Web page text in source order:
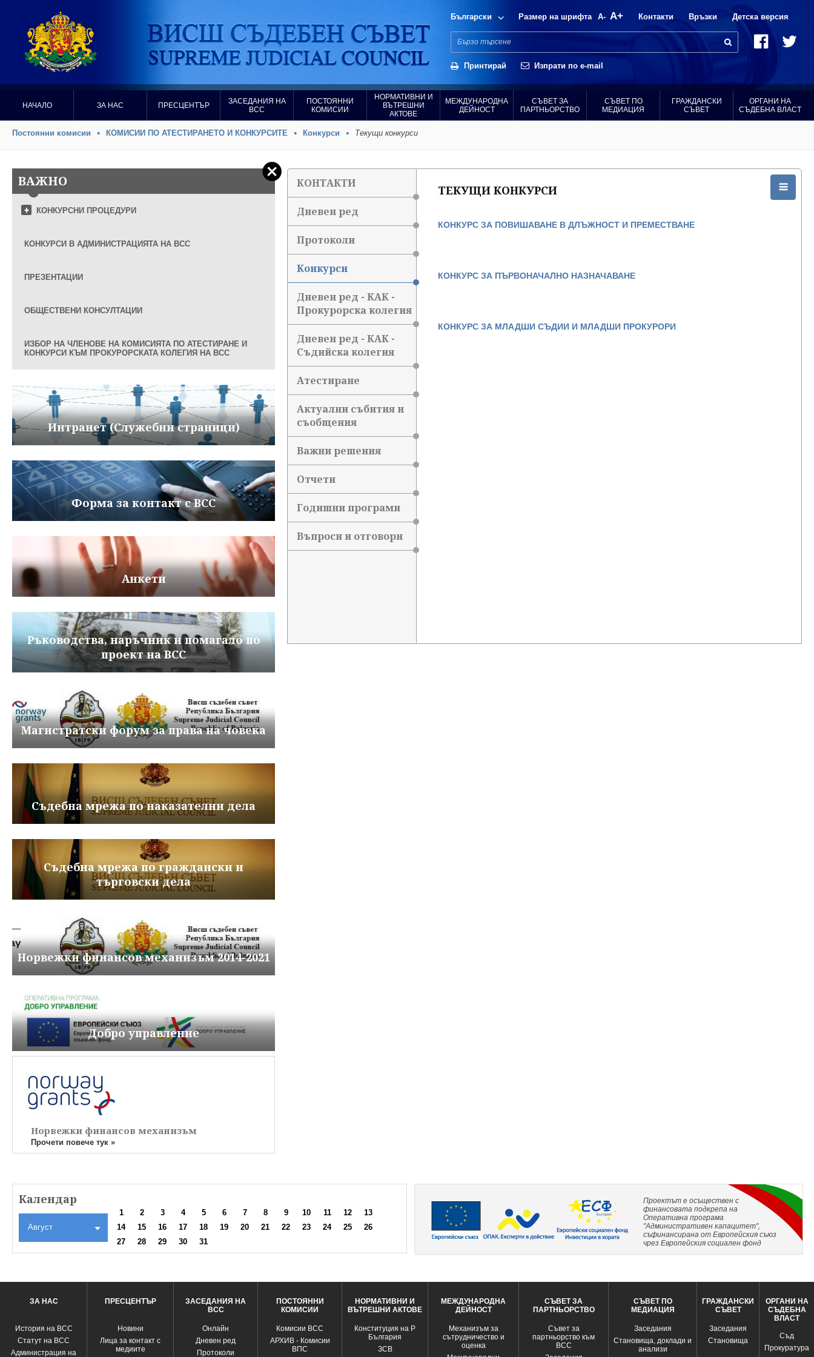
Български Размер на шрифта A- A+ Контакти Връзки Детска версия
Принтирай Изпрати по e-mail
НАЧАЛО ЗА НАС ПРЕСЦЕНТЪР
ЗАСЕДАНИЯ НА
ВСС
ПОСТОЯННИ
КОМИСИИ
НОРМАТИВНИ И
ВЪТРЕШНИ
АКТОВЕ
МЕЖДУНАРОДНА
ДЕЙНОСТ
СЪВЕТ ЗА
ПАРТНЬОРСТВО
СЪВЕТ ПО
МЕДИАЦИЯ
ГРАЖДАНСКИ
СЪВЕТ
ОРГАНИ НА
СЪДЕБНА ВЛАСТ
Постоянни комисии КОМИСИИ ПО АТЕСТИРАНЕТО И КОНКУРСИТЕ Конкурси Текущи конкурси
ВАЖНО
КОНКУРСНИ ПРОЦЕДУРИ
КОНКУРСИ В АДМИНИСТРАЦИЯТА НА ВСС
ПРЕЗЕНТАЦИИ
ОБЩЕСТВЕНИ КОНСУЛТАЦИИ
ИЗБОР НА ЧЛЕНОВЕ НА КОМИСИЯТА ПО АТЕСТИРАНЕ И
КОНКУРСИ КЪМ ПРОКУРОРСКАТА КОЛЕГИЯ НА ВСС
Интранет (Служебни страници)
Форма за контакт с ВСС
Анкети
Ръководства, наръчник и помагало по
проект на ВСС
Магистратски форум за права на човека
Съдебна мрежа по наказателни дела
Съдебна мрежа по граждански и
търговски дела
Норвежки финансов механизъм 2014-2021
Добро управление
Норвежки финансов механизъм
Прочети повече тук »
КОНТАКТИ
Дневен ред
Протоколи
Конкурси
Дневен ред - КАК -
Прокурорска колегия
Дневен ред - КАК -
Съдийска колегия
Атестиране
Актуални събития и
съобщения
Важни решения
Отчети
Годишни програми
Въпроси и отговори
ТЕКУЩИ КОНКУРСИ
КОНКУРС ЗА ПОВИШАВАНЕ В ДЛЪЖНОСТ И ПРЕМЕСТВАНЕ
КОНКУРС ЗА ПЪРВОНАЧАЛНО НАЗНАЧАВАНЕ
КОНКУРС ЗА МЛАДШИ СЪДИИ И МЛАДШИ ПРОКУРОРИ
Календар
Август
1 2 3 4 5 6 7 8 9 10 11 12
13
14
15 16 17 18 19 20 21 22 23 24 25
26
27
28 29 30 31
Проектът е осъществен с
финансовата подкрепа на
Оперативна програма
"Административен капацитет",
съфинансирана от Европейския съюз
чрез Европейския социален фонд
ЗА НАС
История на ВСС
Статут на ВСС
Администрация на
ПРЕСЦЕНТЪР
Новини
Лица за контакт с
медиите
ЗАСЕДАНИЯ НА
ВСС
Oнлайн
Дневен ред
Протоколи
ПОСТОЯННИ
КОМИСИИ
Комисии ВСС
АРХИВ - Комисии
ВПС
НОРМАТИВНИ И
ВЪТРЕШНИ АКТОВЕ
Конституция на Р
България
ЗСВ
МЕЖДУНАРОДНА
ДЕЙНОСТ
Механизъм за
сътрудничество и
оценка
СЪВЕТ ЗА
ПАРТНЬОРСТВО
Съвет за
партньорство към
ВСС
СЪВЕТ ПО
МЕДИАЦИЯ
Заседания
Становища, доклади и
анализи
ГРАЖДАНСКИ
СЪВЕТ
Заседания
Становища
ОРГАНИ НА
СЪДЕБНА
ВЛАСТ
Съд
Прокуратура